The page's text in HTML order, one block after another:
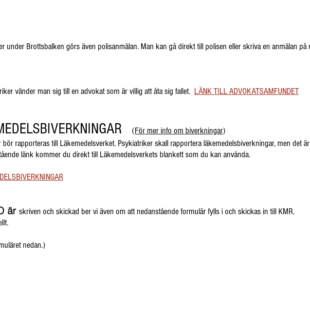
under Brottsbalken görs även polisanmälan. Man kan gå direkt till polisen eller skriva en anmälan på
vänder man sig till en advokat som är villig att åta sig fallet. LÄNK TILL ADVOKATSAMFUNDET
(För mer info om biverkningar)
rapporteras till Läkemedelsverket. Psykiatriker skall rapportera läkemedelsbiverkningar, men det
länk kommer du direkt till Läkemedelsverkets blankett som du kan använda.
är skriven och skickad ber vi även om att nedanstående formulär fylls i och skickas in till KMR.
nedan.)